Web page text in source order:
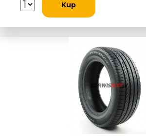
Kup